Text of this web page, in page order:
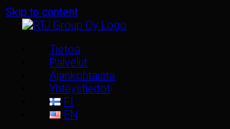
Skip to content
Tietoa
Palvelut
Ajankohtaista
Yhteystiedot
FI
EN